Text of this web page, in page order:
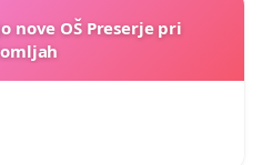
nove OŠ Preserje pri